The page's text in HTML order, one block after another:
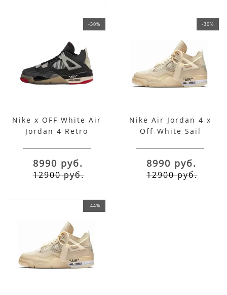
-30%
Nike x OFF White Air
Jordan 4 Retro
8990 руб.
12900 руб.
-30%
Nike Air Jordan 4 x
Off-White Sail
8990 руб.
12900 руб.
-44%